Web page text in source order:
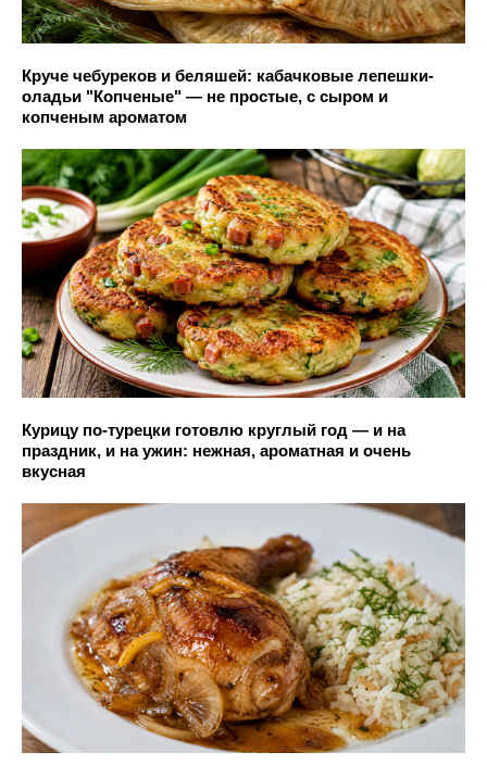
Круче чебуреков и беляшей: кабачковые лепешки-
оладьи "Копченые" — не простые, с сыром и
копченым ароматом
Курицу по-турецки готовлю круглый год — и на
праздник, и на ужин: нежная, ароматная и очень
вкусная